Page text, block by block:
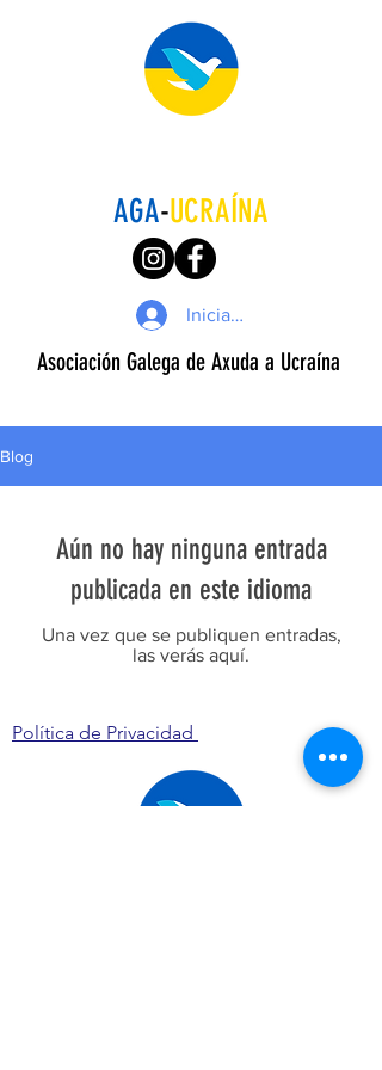
AGA-UCRAÍNA
Iniciar sesión
Asociación Galega de Axuda a Ucraína
Blog
Aún no hay ninguna entrada
publicada en este idioma
Una vez que se publiquen entradas,
las verás aquí.
Política de Privacidad